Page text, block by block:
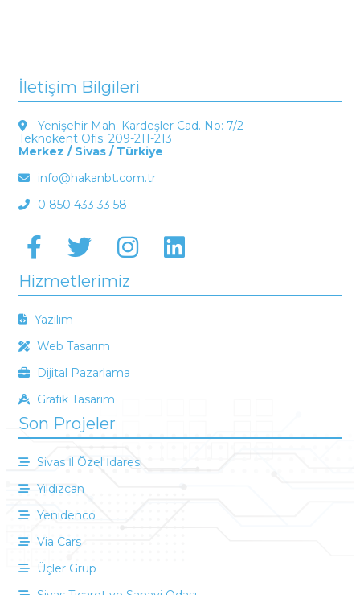
İletişim Bilgileri
Yenişehir Mah. Kardeşler Cad. No: 7/2
Teknokent Ofis: 209-211-213
Merkez / Sivas / Türkiye
info@hakanbt.com.tr
0 850 433 33 58
Hizmetlerimiz
Yazılım
Web Tasarım
Dijital Pazarlama
Grafik Tasarım
Son Projeler
Sivas İl Özel İdaresi
Yıldızcan
Yenidenco
Via Cars
Üçler Grup